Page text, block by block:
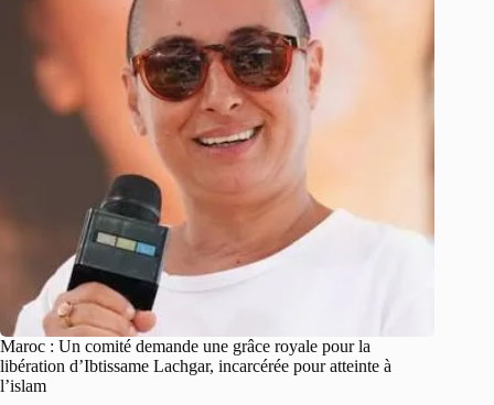
Maroc : Un comité demande une grâce royale pour la
libération d’Ibtissame Lachgar, incarcérée pour atteinte à
l’islam